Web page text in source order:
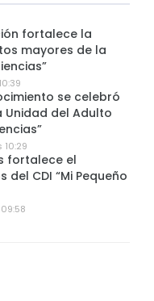
fortalece la
mayores de la
se celebró
Unidad del Adulto
fortalece el
CDI “Mi Pequeño